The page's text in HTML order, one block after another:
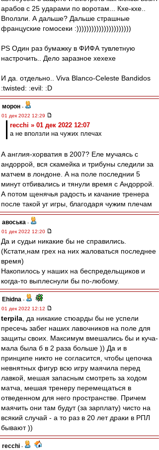
арабов с 25 ударами по воротам... Кхе-кхе..
Вползли. А дальше? Дальше страшные
француские гомосеки :))))))))))))))))))))))
PS Один раз бумажку в ФИФА тувлетную
настрочить.. Дело заразное хехехе
И да. отдельно.. Viva Blanco-Celeste Bandidos
:twisted: :evil: :D
морон -
01 дек 2022 12:29
recchi » 01 дек 2022 12:07
а не вползли на чужих плечах
А англия-хорватия в 2007? Еле мучаясь с
андоррой, вся скамейка и трибуны следили за
матчем в лондоне. А на поле последнии 5
минут отбивались и тянули время с Андоррой.
А потом щенячья радость и качание тренера
после такой уг игры, благодаря чужим плечам
авоська -
01 дек 2022 12:20
Да и судьи никакие бы не справились.
(Кстати,нам грех на них жаловаться последнее
время)
Накопилось у наших на беспредельщиков и
когда-то выплеснули бы по-любому.
Ehidna -
01 дек 2022 12:12
terpila , да никакие стюарды бы не успели
пресечь забег наших лавочников на поле для
защиты своих. Максимум вмешались бы и куча-
мала была б в 2 раза больше )) Да и в
принципе никто не согласится, чтобы цепочка
невнятных фигур всю игру маячила перед
лавкой, мешая запасным смотреть за ходом
матча, мешая тренеру перемещаться в
отведенном для него пространстве. Причем
маячить они там будут (за зарплату) чисто на
всякий случай - а то раз в 20 лет драки в РПЛ
бывают ))
recchi -